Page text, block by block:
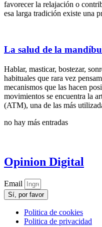
favorecer la relajación o
esa larga tradición existe una
La salud de la
Hablar, masticar, bostezar,
habituales que rara vez
mecanismos que las hacen
movimientos se encuentra la
(ATM), una de las más
no hay más entradas
Opinion Digital
Email
Sí, por favor
Politica de cookies
Politica de privacidad